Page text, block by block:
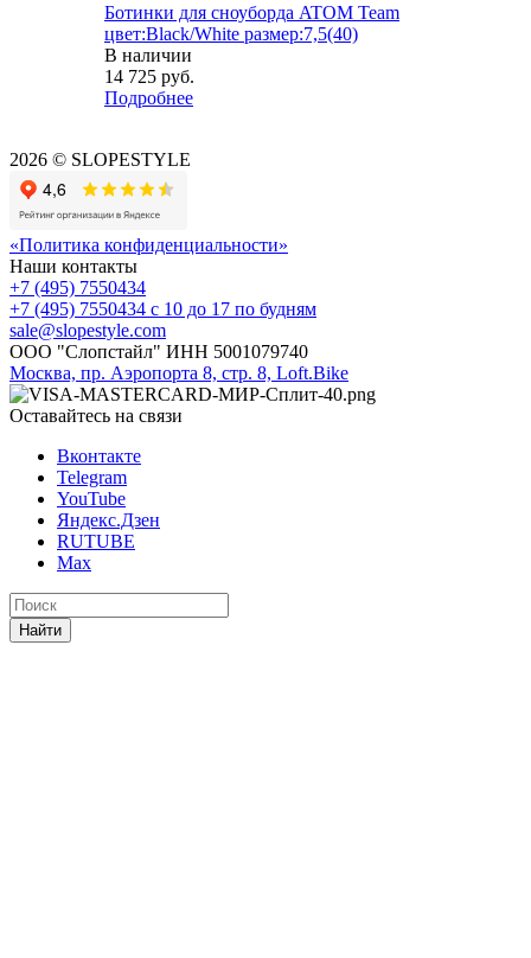
Ботинки для сноуборда ATOM Team
цвет:Black/White размер:7,5(40)
В наличии
14 725 руб.
Подробнее
2026 © SLOPESTYLE
«Политика конфиденциальности»
Наши контакты
+7 (495) 7550434
+7 (495) 7550434 с 10 до 17 по будням
sale@slopestyle.com
ООО "Слопстайл" ИНН 5001079740
Москва, пр. Аэропорта 8, стр. 8, Loft.Bike
Оставайтесь на связи
Вконтакте
Telegram
YouTube
Яндекс.Дзен
RUTUBE
Max
Найти